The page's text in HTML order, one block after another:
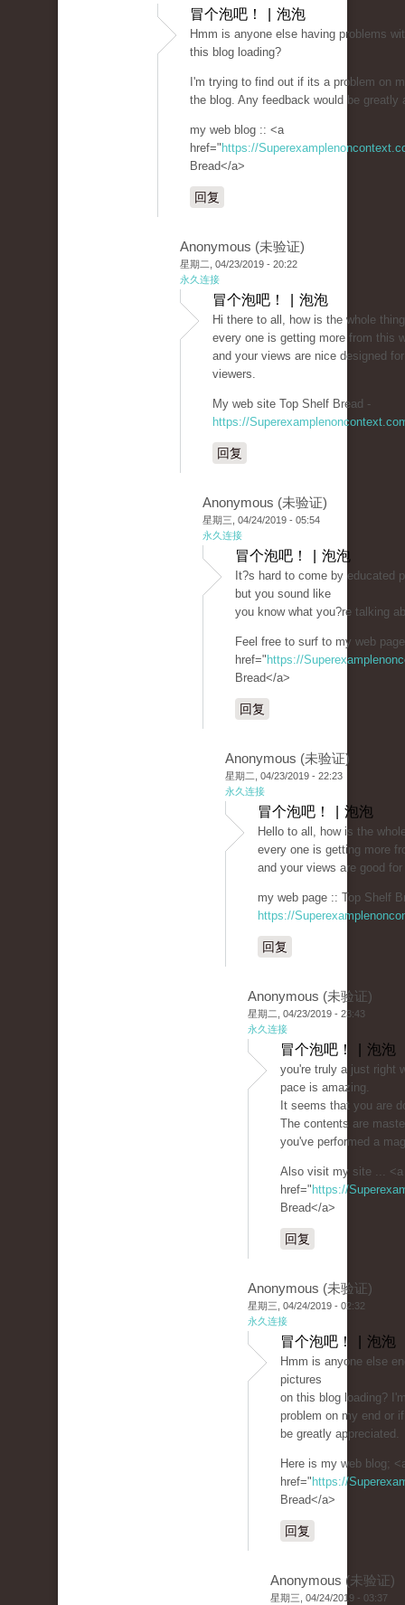
冒个泡吧！ | 泡泡
Hmm is anyone else having problems
this blog loading?
I'm trying to find out if its a problem on
the blog. Any feedback would be greatly
my web blog :: <a
href=" https://
Bread</a>
回复
Anonymous (未验证)
星期二, 04/23/2019 - 20:22
永久连接
冒个泡吧！ | 泡泡
Hi there to all, how is the whole
every one is getting more from this
and your views are nice designed
viewers.
My web site Top Shelf Bread -
https://
回复
Anonymous (未验证)
星期三, 04/24/2019 - 05:54
永久连接
冒个泡吧！ | 泡泡
It?s hard to come by educated
but you sound like
you know what you?re talking
Feel free to surf to my web
href=" https://
Bread</a>
回复
Anonymous (未验证)
星期二, 04/23/2019 - 22:23
永久连接
冒个泡吧！ | 泡泡
Hello to all, how is the
every one is getting more
and your views are good
my web page :: Top Shelf
https://
回复
Anonymous (未验证)
星期二, 04/23/2019 - 23:43
永久连接
冒个泡吧！ | 泡泡
you're truly a just right
pace is amazing.
It seems that you are
The contents are
you've performed a
Also visit my site ... <a
href=" https://
Bread</a>
回复
Anonymous (未验证)
星期三, 04/24/2019 - 02:32
永久连接
冒个泡吧！ | 泡泡
Hmm is anyone else
pictures
on this blog loading?
problem on my end or
be greatly appreciated.
Here is my web blog;
href=" https://
Bread</a>
回复
Anonymous (未验证)
星期三, 04/24/2019 - 03:37